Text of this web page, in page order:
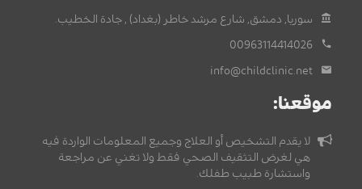
سوريا, دمشق, شارع مرشد خاطر (بغداد) , جادة الخطيب.
00963114414026
info@childclinic.net
موقعنا:
لا يقدم التشخيص أو العلاج وجميع المعلومات الواردة فيه
هي لغرض التثقيف الصحي فقط ولا تغني عن مراجعة
واستشارة طبيب طفلك.